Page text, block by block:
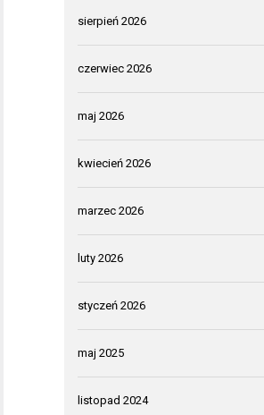
sierpień 2026
czerwiec 2026
maj 2026
kwiecień 2026
marzec 2026
luty 2026
styczeń 2026
maj 2025
listopad 2024